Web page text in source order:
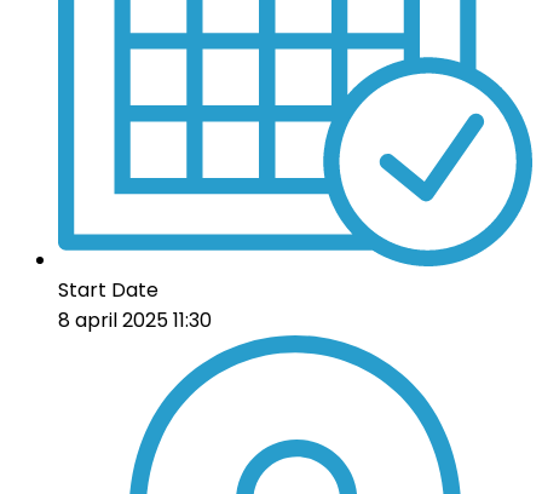
Start Date
8 april 2025 11:30